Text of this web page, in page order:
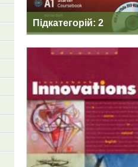
Підкатегорій: 2
INNOVATIONS